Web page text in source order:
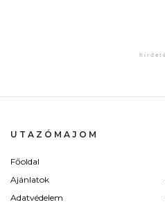
UTAZÓMAJOM
Főoldal
Ajánlatok
Adatvédelem